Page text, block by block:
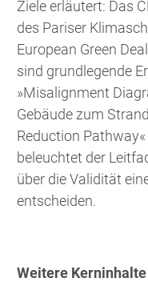
Ziele erläutert: Das
des Pariser
European Green
sind grundlegende
»Misalignment
Gebäude zum
Reduction
beleuchtet der
über die Validität
entscheiden.
Weitere